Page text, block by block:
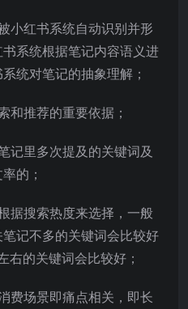
小红书系统自动识别并形
系统根据笔记内容语义进
统对笔记的抽象理解；
和推荐的重要依据；
记里多次提及的关键词及
的；
据搜索热度来选择，一般
记不多的关键词会比较好
右的关键词会比较好；
费场景即痛点相关，即长